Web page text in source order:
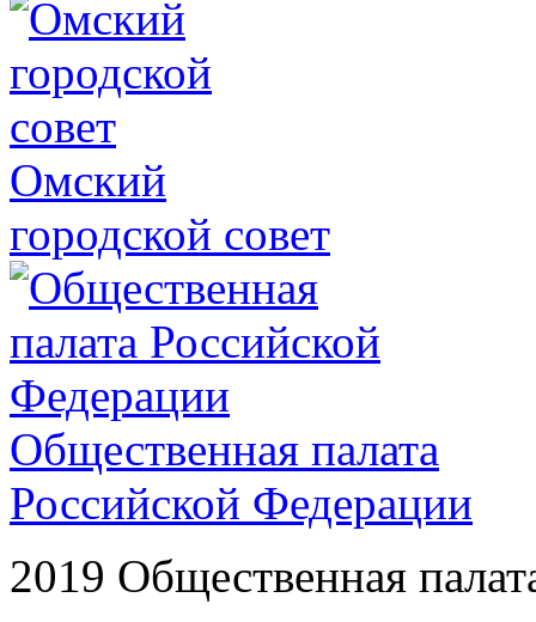
Омский
городской совет
Общественная палата
Российской Федерации
2019 Общественная